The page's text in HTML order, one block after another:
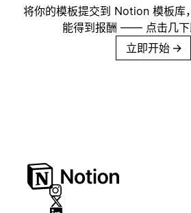
将你的模板提交到 Notion 模板库
能得到报酬 —— 点击几下
立即开始 →